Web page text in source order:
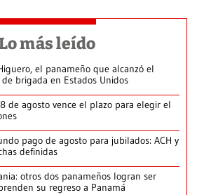
más leído
el panameño que alcanzó el
brigada en Estados Unidos
de agosto vence el plazo para elegir el
pago de agosto para jubilados: ACH y
definidas
otros dos panameños logran ser
su regreso a Panamá